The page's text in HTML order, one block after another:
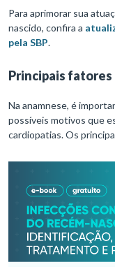
Para aprimorar sua
nascido, confira a
pela SBP.
Principais fatores
Na anamnese, é
possíveis motivos que
cardiopatias. Os